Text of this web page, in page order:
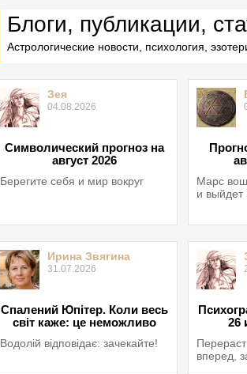
Блоги, публикации,
Астрологические новости, психология,
Зея
04.08.2026
Символический прогноз на
август 2026
Берегите себя и мир вокруг
Марс
и выйдет
Ирина Звягина
31.07.2026
Спалений Юпітер. Коли весь
світ каже: це неможливо
Водолій відповідає: зачекайте!
26
вперед,